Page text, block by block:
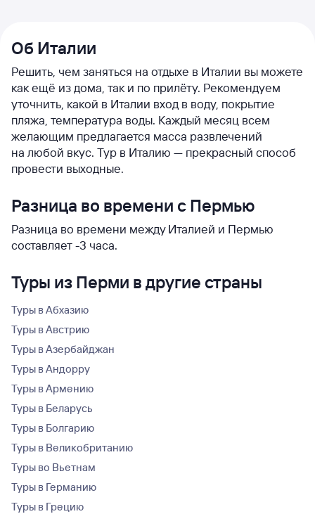
Об Италии
Решить, чем заняться на отдыхе в Италии вы можете
как ещё из дома, так и по прилёту. Рекомендуем
уточнить, какой в Италии вход в воду, покрытие
пляжа, температура воды. Каждый месяц всем
желающим предлагается масса развлечений
на любой вкус. Тур в Италию — прекрасный способ
провести выходные.
Разница во времени с Пермью
Разница во времени между Италией и Пермью
составляет -3 часа.
Туры из Перми в другие страны
Туры в Абхазию
Туры в Австрию
Туры в Азербайджан
Туры в Андорру
Туры в Армению
Туры в Беларусь
Туры в Болгарию
Туры в Великобританию
Туры во Вьетнам
Туры в Германию
Туры в Грецию